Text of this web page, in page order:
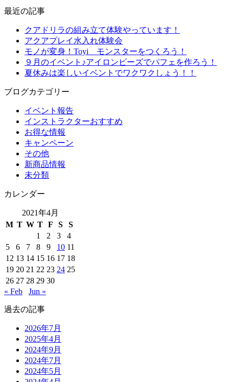
最近の記事
クアドリラの組み立て体験やっています！
アクアプレイ水入れ体験会
モノが変身！Toyi モンスターをつくろう！
９月のイベント♪アイロンビーズでパフェを作ろう！
夏休みは楽しいイベントでワクワクしょう！！
ブログカテゴリー
イベント報告
インストラクターおすすめ
お得な情報
キャンペーン
その他
新商品情報
未分類
カレンダー
2021年4月
M T W T F S
S
1
2 3
4
5
6 7 8 9 10 11
12 13 14 15 16 17 18
19 20 21 22 23 24 25
26 27 28 29 30
« Feb
Jun »
過去の記事
2026年7月
2025年4月
2024年9月
2024年7月
2024年5月